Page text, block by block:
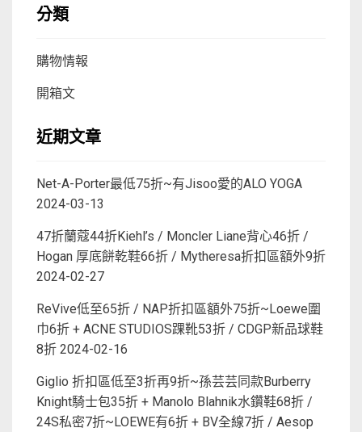
分類
購物情報
開箱文
近期文章
Net-A-Porter最低75折~有Jisoo愛的ALO YOGA
2024-03-13
47折蘭蔻44折Kiehl’s / Moncler Liane背心46折 /
Hogan 厚底餅乾鞋66折 / Mytheresa折扣區額外9折
2024-02-27
ReVive低至65折 / NAP折扣區額外75折~Loewe圍
巾6折 + ACNE STUDIOS踝靴53折 / CDGP新品球鞋
8折 2024-02-16
Giglio 折扣區低至3折再9折~孫芸芸同款Burberry
Knight騎士包35折 + Manolo Blahnik水鑽鞋68折 /
24S私密7折~LOEWE有6折 + BV全線7折 / Aesop